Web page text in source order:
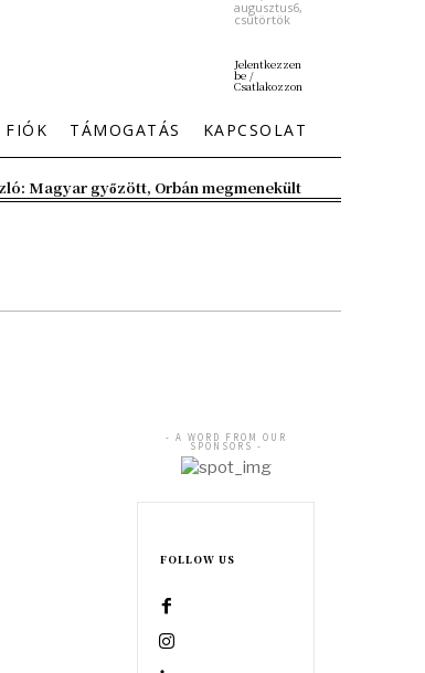
augusztus6,
csütörtök
Jelentkezzen
be /
Csatlakozzon
FIÓK TÁMOGATÁS KAPCSOLAT
Magyar győzött, Orbán megmenekült
- A WORD FROM OUR
SPONSORS -
FOLLOW US